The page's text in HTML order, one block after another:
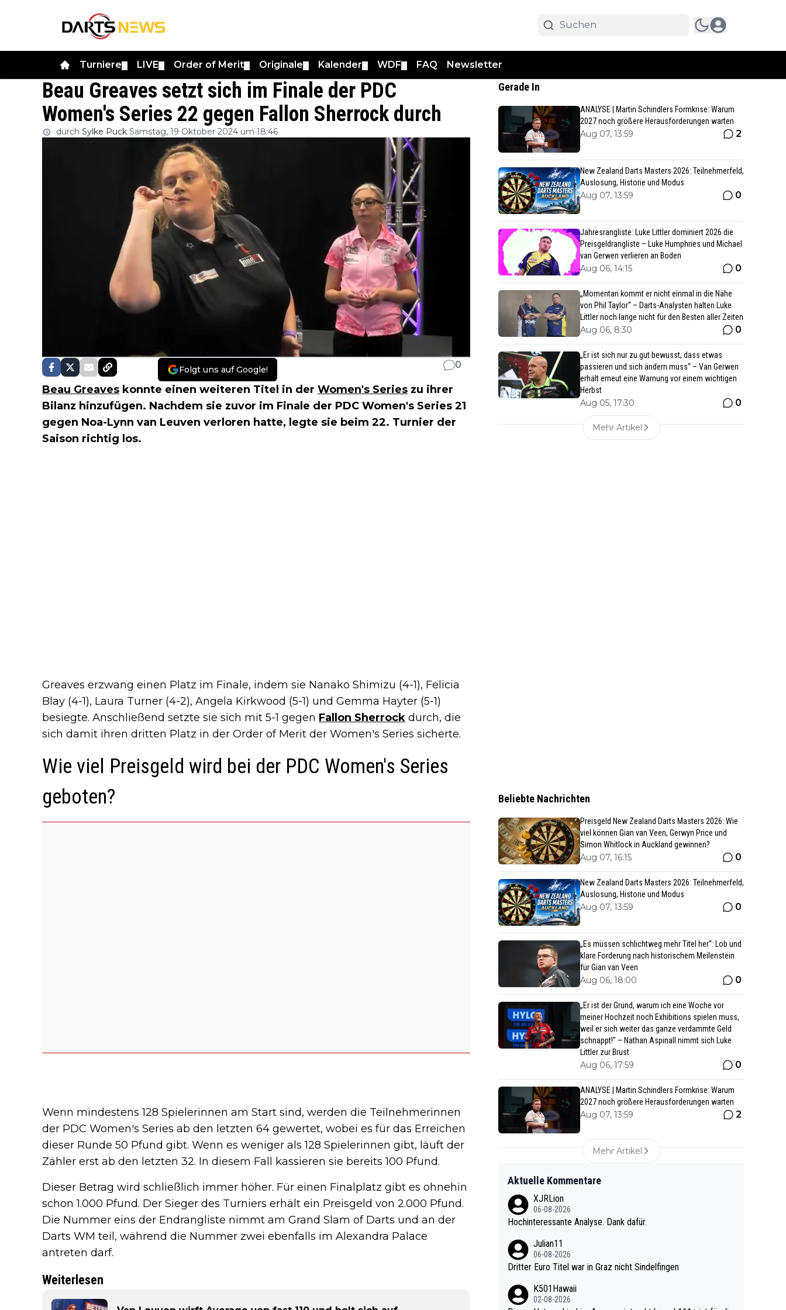
Turniere LIVE Order of Merit Originale Kalender WDF FAQ Newsletter
Beau Greaves setzt sich im Finale der PDC
Women's Series 22 gegen Fallon Sherrock durch
durch Sylke Puck Samstag, 19 Oktober 2024 um 18:46
Folgt uns auf Google! 0
Beau Greaves konnte einen weiteren Titel in der Women's Series zu ihrer
Bilanz hinzufügen. Nachdem sie zuvor im Finale der PDC Women's Series 21
gegen Noa-Lynn van Leuven verloren hatte, legte sie beim 22. Turnier der
Saison richtig los.
Greaves erzwang einen Platz im Finale, indem sie Nanako Shimizu (4-1), Felicia
Blay (4-1), Laura Turner (4-2), Angela Kirkwood (5-1) und Gemma Hayter (5-1)
besiegte. Anschließend setzte sie sich mit 5-1 gegen Fallon Sherrock durch, die
sich damit ihren dritten Platz in der Order of Merit der Women's Series sicherte.
Wie viel Preisgeld wird bei der PDC Women's Series
geboten?
Wenn mindestens 128 Spielerinnen am Start sind, werden die Teilnehmerinnen
der PDC Women's Series ab den letzten 64 gewertet, wobei es für das Erreichen
dieser Runde 50 Pfund gibt. Wenn es weniger als 128 Spielerinnen gibt, läuft der
Zähler erst ab den letzten 32. In diesem Fall kassieren sie bereits 100 Pfund.
Dieser Betrag wird schließlich immer höher. Für einen Finalplatz gibt es ohnehin
schon 1.000 Pfund. Der Sieger des Turniers erhält ein Preisgeld von 2.000 Pfund.
Die Nummer eins der Endrangliste nimmt am Grand Slam of Darts und an der
Darts WM teil, während die Nummer zwei ebenfalls im Alexandra Palace
antreten darf.
Weiterlesen
Gerade In
ANALYSE | Martin Schindlers Formkrise: Warum
2027 noch größere Herausforderungen warten
Aug 07, 13:59 2
New Zealand Darts Masters 2026: Teilnehmerfeld,
Auslosung, Historie und Modus
Aug 07, 13:59 0
Jahresrangliste: Luke Littler dominiert 2026 die
Preisgeldrangliste – Luke Humphries und Michael
van Gerwen verlieren an Boden
Aug 06, 14:15 0
„Momentan kommt er nicht einmal in die Nähe
von Phil Taylor“ – Darts-Analysten halten Luke
Littler noch lange nicht für den Besten aller Zeiten
Aug 06, 8:30 0
„Er ist sich nur zu gut bewusst, dass etwas
passieren und sich ändern muss“ – Van Gerwen
erhält erneut eine Warnung vor einem wichtigen
Herbst
Aug 05, 17:30 0
Mehr Artikel
Beliebte Nachrichten
Preisgeld New Zealand Darts Masters 2026: Wie
viel können Gian van Veen, Gerwyn Price und
Simon Whitlock in Auckland gewinnen?
Aug 07, 16:15 0
New Zealand Darts Masters 2026: Teilnehmerfeld,
Auslosung, Historie und Modus
Aug 07, 13:59 0
„Es müssen schlichtweg mehr Titel her“: Lob und
klare Forderung nach historischem Meilenstein
für Gian van Veen
Aug 06, 18:00 0
„Er ist der Grund, warum ich eine Woche vor
meiner Hochzeit noch Exhibitions spielen muss,
weil er sich weiter das ganze verdammte Geld
schnappt!" – Nathan Aspinall nimmt sich Luke
Littler zur Brust
Aug 06, 17:59 0
ANALYSE | Martin Schindlers Formkrise: Warum
2027 noch größere Herausforderungen warten
Aug 07, 13:59 2
Mehr Artikel
Aktuelle Kommentare
XJRLion
06-08-2026
Hochinteressante Analyse. Dank dafür.
Julian11
06-08-2026
Dritter Euro Titel war in Graz nicht Sindelfingen
K501Hawaii
02-08-2026